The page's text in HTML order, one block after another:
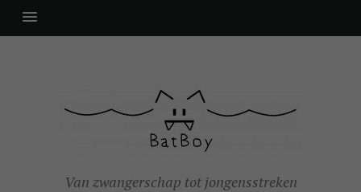
Van zwangerschap tot jongensstreken